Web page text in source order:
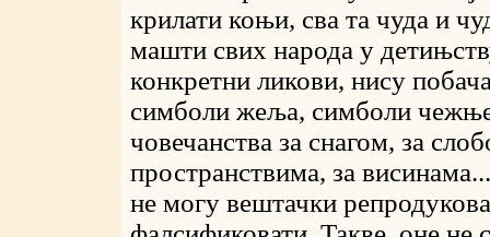
крилати коњи, сва та чуда и
машти свих народа у
конкретни ликови, нису
симболи жеља, симболи
човечанства за снагом, за
пространствима, за
не могу вештачки